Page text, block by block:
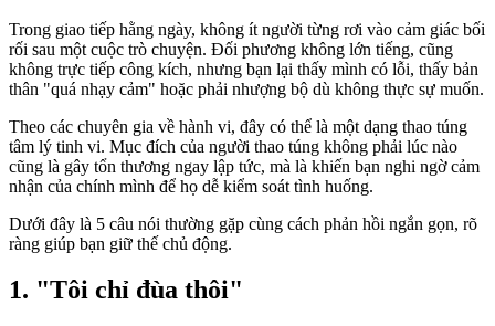
Trong giao tiếp hằng ngày, không ít người từng rơi vào cảm giác bối
rối sau một cuộc trò chuyện. Đối phương không lớn tiếng, cũng
không trực tiếp công kích, nhưng bạn lại thấy mình có lỗi, thấy bản
thân "quá nhạ‌y cả‌m" hoặc phải nhượng bộ dù không thực sự muốn.
Theo các chuyên gia về hành vi, đây có thể là một dạng thao túng
tâm lý tinh vi. Mục đích của người thao túng không phải lúc nào
cũng là gây tổn thương ngay lập tức, mà là khiến bạn nghi ngờ cảm
nhận của chính mình để họ dễ kiểm soát tình huống.
Dưới đây là 5 câu nói thường gặp cùng cách phản hồi ngắn gọn, rõ
ràng giúp bạn giữ thế chủ động.
1. "Tôi chỉ đùa thôi"